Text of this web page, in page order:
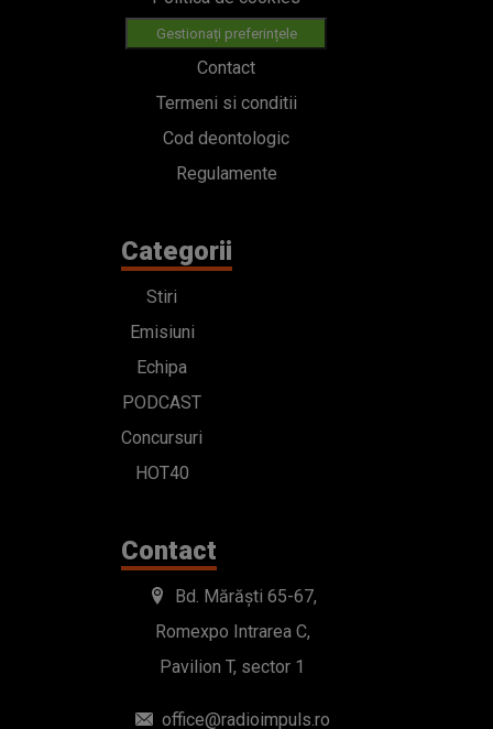
Gestionați preferințele
Contact
Termeni si conditii
Cod deontologic
Regulamente
Categorii
Stiri
Emisiuni
Echipa
PODCAST
Concursuri
HOT40
Contact
Bd. Mărăști 65-67,
Romexpo Intrarea C,
Pavilion T, sector 1
office@radioimpuls.ro